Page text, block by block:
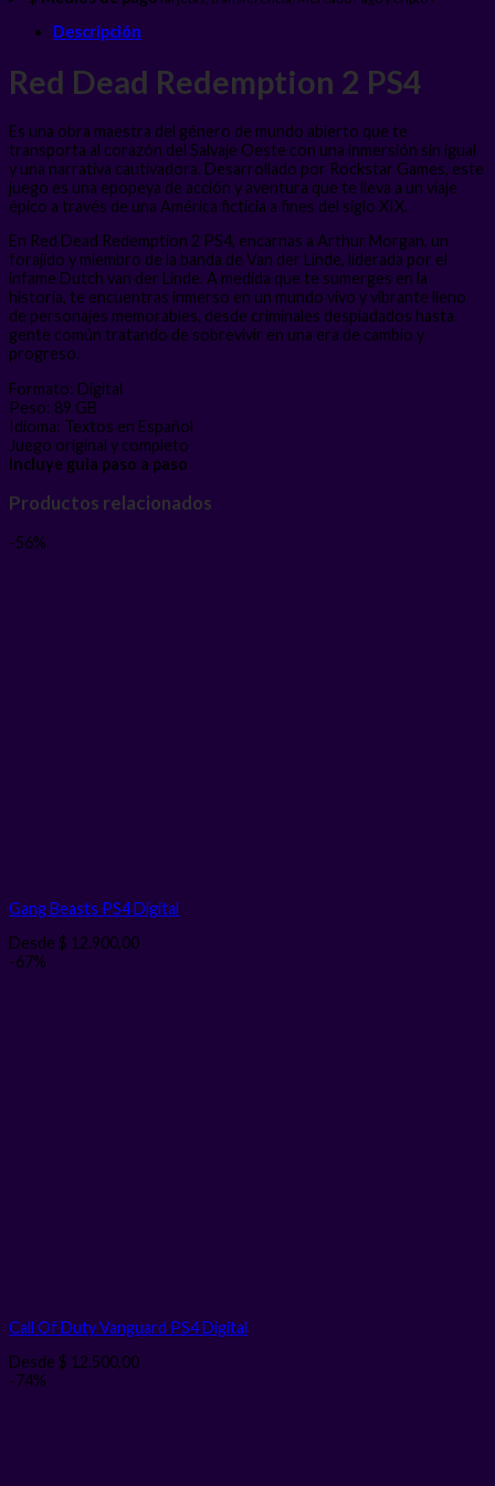
Descripción
Red Dead Redemption 2 PS4
Es una obra maestra del género de mundo abierto que te
transporta al corazón del Salvaje Oeste con una inmersión sin igual
y una narrativa cautivadora. Desarrollado por Rockstar Games, este
juego es una epopeya de acción y aventura que te lleva a un viaje
épico a través de una América ficticia a fines del siglo XIX.
En Red Dead Redemption 2 PS4, encarnas a Arthur Morgan, un
forajido y miembro de la banda de Van der Linde, liderada por el
infame Dutch van der Linde. A medida que te sumerges en la
historia, te encuentras inmerso en un mundo vivo y vibrante lleno
de personajes memorables, desde criminales despiadados hasta
gente común tratando de sobrevivir en una era de cambio y
progreso.
Formato: Digital
Peso: 89 GB
Idioma: Textos en Español
Juego original y completo
Incluye guia paso a paso
Productos relacionados
-56%
Gang Beasts PS4Digital
Desde $ 12.900,00
-67%
Call Of Duty Vanguard PS4Digital
Desde $ 12.500,00
-74%